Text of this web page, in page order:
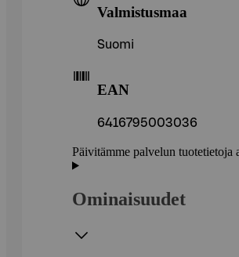
Valmistusmaa
Suomi
EAN
6416795003036
Päivitämme palvelun tuotetietoja
Ominaisuudet